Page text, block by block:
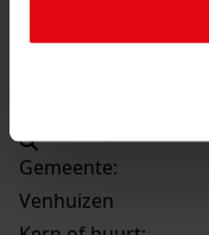
Perceel:
Gemeente:
Venhuizen